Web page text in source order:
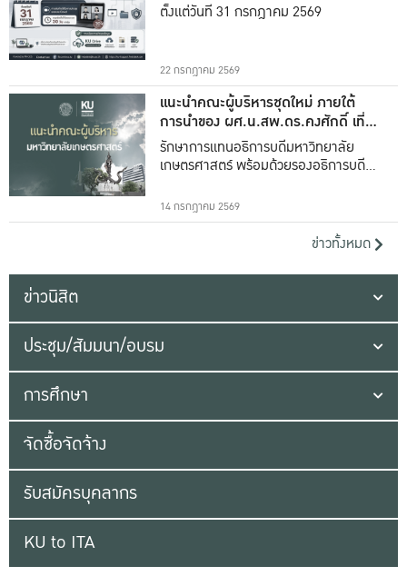
ตั้งแต่วันที่ 31 กรกฎาคม 2569
22 กรกฎาคม 2569
แนะนำคณะผู้บริหารชุดใหม่ ภายใต้
การนำของ ผศ.น.สพ.ดร.คงศักดิ์ เที่ยง
ธรรม
รักษาการแทนอธิการบดีมหาวิทยาลัย
เกษตรศาสตร์ พร้อมด้วยรองอธิการบดีทั้ง
14 กรกฎาคม 2569
ข่าวทั้งหมด
ข่าวนิสิต
ประชุม/สัมมนา/อบรม
การศึกษา
จัดซื้อจัดจ้าง
รับสมัครบุคลากร
KU to ITA